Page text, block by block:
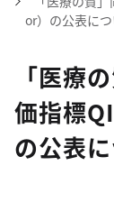
or）の公表に
「医療
価指標
の公表